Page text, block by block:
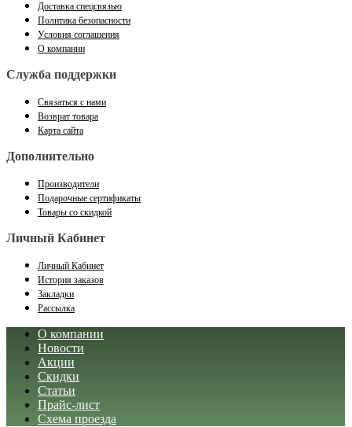
Доставка спецсвязью
Политика безопасности
Условия соглашения
О компании
Служба поддержки
Связаться с нами
Возврат товара
Карта сайта
Дополнительно
Производители
Подарочные сертификаты
Товары со скидкой
Личный Кабинет
Личный Кабинет
История заказов
Закладки
Рассылка
О компании
Новости
Акции
Скидки
Статьи
Прайс-лист
Схема проезда